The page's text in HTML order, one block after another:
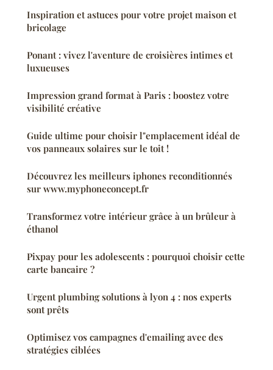
Inspiration et astuces pour votre projet maison et
bricolage
Ponant : vivez l'aventure de croisières intimes et
luxueuses
Impression grand format à Paris : boostez votre
visibilité créative
Guide ultime pour choisir l"emplacement idéal de
vos panneaux solaires sur le toit !
Découvrez les meilleurs iphones reconditionnés
sur www.myphoneconcept.fr
Transformez votre intérieur grâce à un brûleur à
éthanol
Pixpay pour les adolescents : pourquoi choisir cette
carte bancaire ?
Urgent plumbing solutions à lyon 4 : nos experts
sont prêts
Optimisez vos campagnes d'emailing avec des
stratégies ciblées